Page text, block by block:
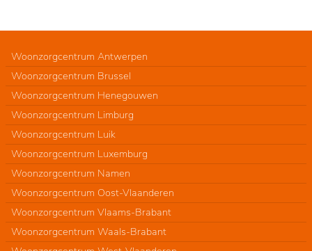
Woonzorgcentrum Antwerpen
Woonzorgcentrum Brussel
Woonzorgcentrum Henegouwen
Woonzorgcentrum Limburg
Woonzorgcentrum Luik
Woonzorgcentrum Luxemburg
Woonzorgcentrum Namen
Woonzorgcentrum Oost-Vlaanderen
Woonzorgcentrum Vlaams-Brabant
Woonzorgcentrum Waals-Brabant